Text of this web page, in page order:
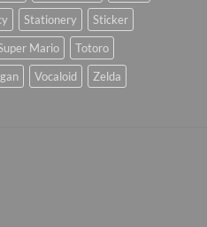
Stationery
Sticker
Mario
Totoro
Vocaloid Zelda